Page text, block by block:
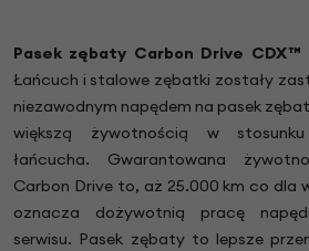
Pasek zębaty Carbon Drive CDX™
Łańcuch i stalowe zębatki zostały
niezawodnym napędem na pasek
większą żywotnością w
łańcucha. Gwarantowana
Carbon Drive to, aż 25.000 km co dla
oznacza dożywotnią pracę
serwisu. Pasek zębaty to lepsze